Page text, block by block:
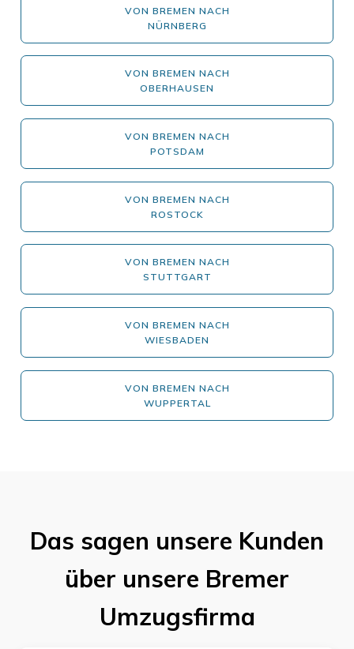
VON BREMEN NACH
NÜRNBERG
VON BREMEN NACH
OBERHAUSEN
VON BREMEN NACH
POTSDAM
VON BREMEN NACH
ROSTOCK
VON BREMEN NACH
STUTTGART
VON BREMEN NACH
WIESBADEN
VON BREMEN NACH
WUPPERTAL
Das sagen unsere Kunden
über unsere Bremer
Umzugsfirma